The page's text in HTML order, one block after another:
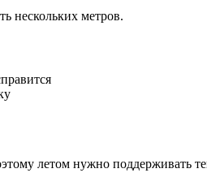
нескольких метров.
летом нужно поддерживать